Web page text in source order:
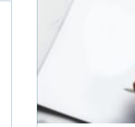
taxiresa kan betyda att